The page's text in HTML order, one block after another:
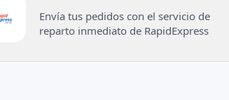
Envía tus pedidos con el servicio de
reparto inmediato de RapidExpress